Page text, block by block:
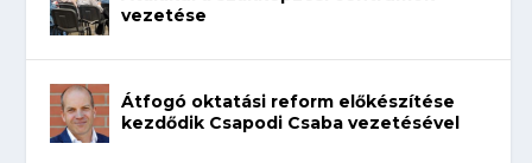
vezetése
Átfogó oktatási reform előkészítése
kezdődik Csapodi Csaba vezetésével